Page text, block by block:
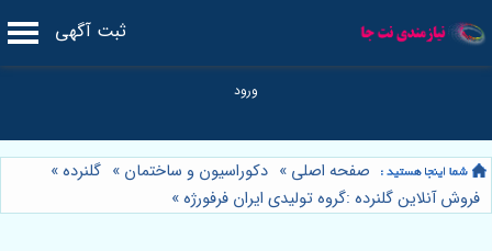
ثبت آگهی
صفحه اصلی » دکوراسیون و ساختمان » گلنرده»
فروش آنلاین گلنرده :گروه تولیدی ایران فرفورژه»